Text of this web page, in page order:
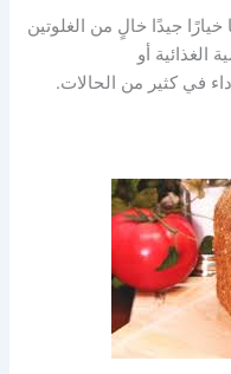
جيدًا خالٍ من الغلوتين
أو
في كثير من الحالات.